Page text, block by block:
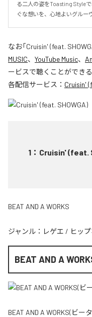
る二人の姿をToasting Styleで
ぐな想いを、心地よいグルー
なお「Cruisin' (feat.
MUSIC、 YouTube Music、
ービスで聴くことができる
各配信サービス： Cruisin'
1 ： Cruisin' (feat.
BEAT AND A WORKS
ジャンル： レゲエ / ヒッ
BEAT AND A
BEAT AND A WORKS(ビー